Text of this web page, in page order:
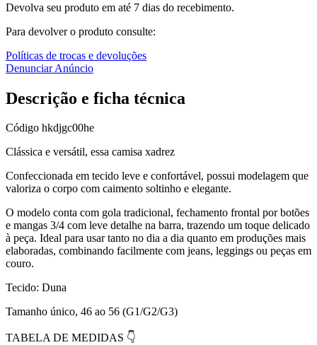
Devolva seu produto em até 7 dias do recebimento.
Para devolver o produto consulte:
Políticas de trocas e devoluções
Denunciar Anúncio
Descrição e ficha técnica
Código hkdjgc00he
Clássica e versátil, essa camisa xadrez
Confeccionada em tecido leve e confortável, possui modelagem que
valoriza o corpo com caimento soltinho e elegante.
O modelo conta com gola tradicional, fechamento frontal por botões
e mangas 3/4 com leve detalhe na barra, trazendo um toque delicado
à peça. Ideal para usar tanto no dia a dia quanto em produções mais
elaboradas, combinando facilmente com jeans, leggings ou peças em
couro.
Tecido: Duna
Tamanho único, 46 ao 56 (G1/G2/G3)
TABELA DE MEDIDAS 👇